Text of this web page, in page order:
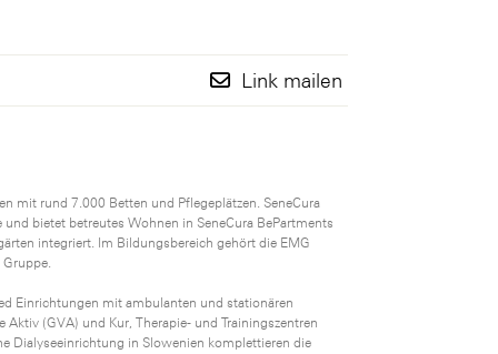
Link mailen
mit rund 7.000 Betten und Pflegeplätzen. SeneCura
bietet betreutes Wohnen in SeneCura BePartments
integriert. Im Bildungsbereich gehört die EMG
Einrichtungen mit ambulanten und stationären
(GVA) und Kur, Therapie- und Trainingszentren
Dialyseeinrichtung in Slowenien komplettieren die